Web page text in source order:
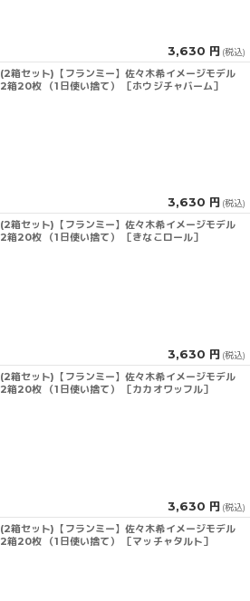
3,630 円 (税込)
(2箱セット)【フランミー】佐々木希イメージモデル
2箱20枚 （1日使い捨て） ［ホウジチャバーム］
3,630 円 (税込)
(2箱セット)【フランミー】佐々木希イメージモデル
2箱20枚 （1日使い捨て） ［きなこロール］
3,630 円 (税込)
(2箱セット)【フランミー】佐々木希イメージモデル
2箱20枚 （1日使い捨て） ［カカオワッフル］
3,630 円 (税込)
(2箱セット)【フランミー】佐々木希イメージモデル
2箱20枚 （1日使い捨て） ［マッチャタルト］